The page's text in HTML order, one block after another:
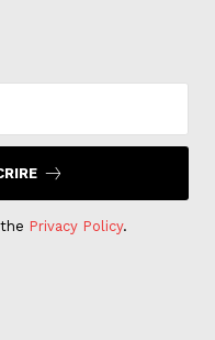
Privacy Policy.